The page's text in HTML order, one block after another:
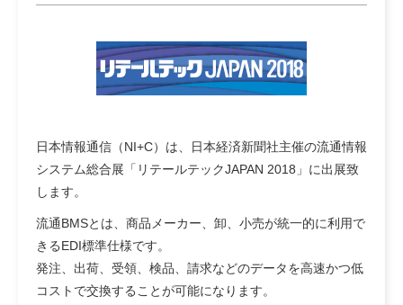
日本情報通信（NI+C）は、日本経済新聞社主催の流通情報
システム総合展「リテールテックJAPAN 2018」に出展致
します。
流通BMSとは、商品メーカー、卸、⼩売が統⼀的に利⽤で
きるEDI標準仕様です。
発注、出荷、受領、検品、請求などのデータを高速かつ低
コストで交換することが可能になります。